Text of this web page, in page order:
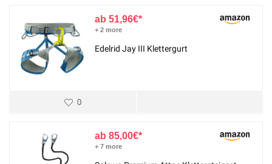
51,96€
+ 2 more
Edelrid Jay III Klettergurt
0
85,00€
+ 7 more